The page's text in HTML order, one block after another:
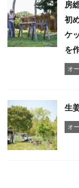
房
初
ケ
を
オ
生
オ